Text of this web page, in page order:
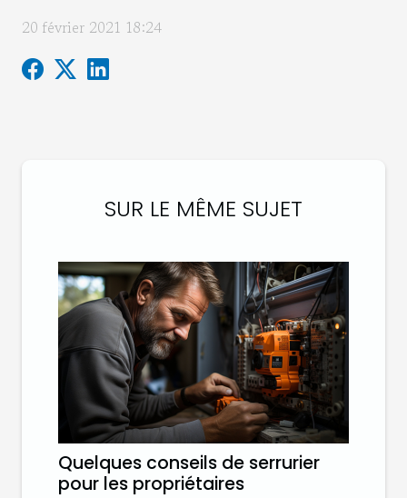
20 février 2021 18:24
SUR LE MÊME SUJET
Quelques conseils de serrurier
pour les propriétaires